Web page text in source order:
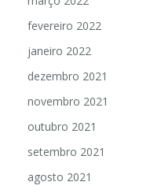
fevereiro 2022
janeiro 2022
dezembro 2021
novembro 2021
outubro 2021
setembro 2021
agosto 2021